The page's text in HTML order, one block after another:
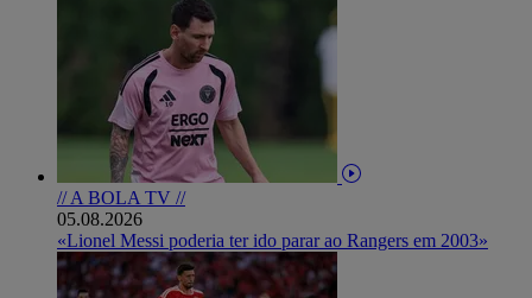
// A BOLA TV //
05.08.2026
«Lionel Messi poderia ter ido parar ao Rangers em 2003»